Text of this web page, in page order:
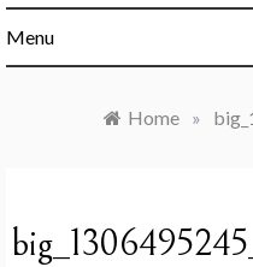
Menu
Home »